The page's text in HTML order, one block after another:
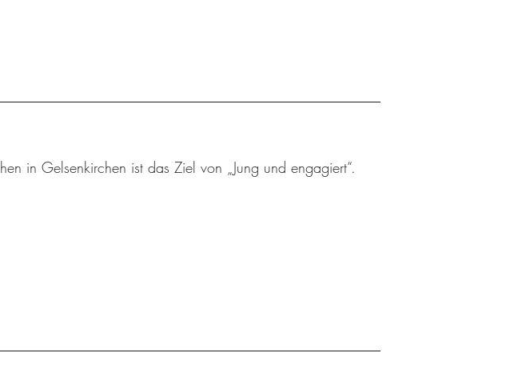
in Gelsenkirchen ist das Ziel von „Jung und engagiert“.